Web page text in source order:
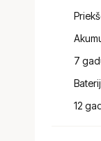
7
12 gadu